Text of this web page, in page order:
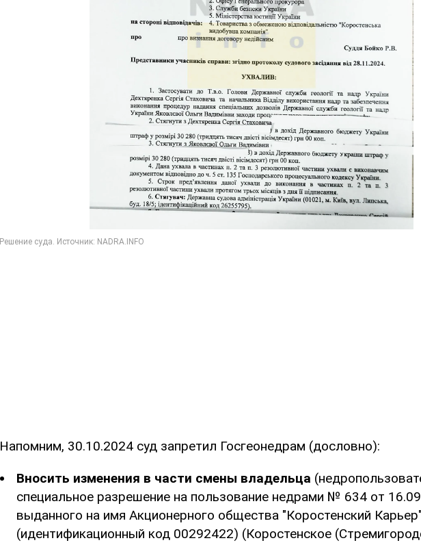
Напомним, 30.10.2024 суд запретил Госгеонедрам (дословно):
Вносить изменения в части смены владельца
специальное разрешение на пользование недрами № 634 от
выданного на имя Акционерного общества "Коростенский Карьер"
(идентификационный код 00292422) (Коростенское